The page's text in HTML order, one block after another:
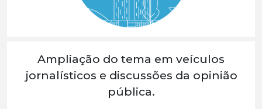
Ampliação do tema em veículos
jornalísticos e discussões da opinião
pública.